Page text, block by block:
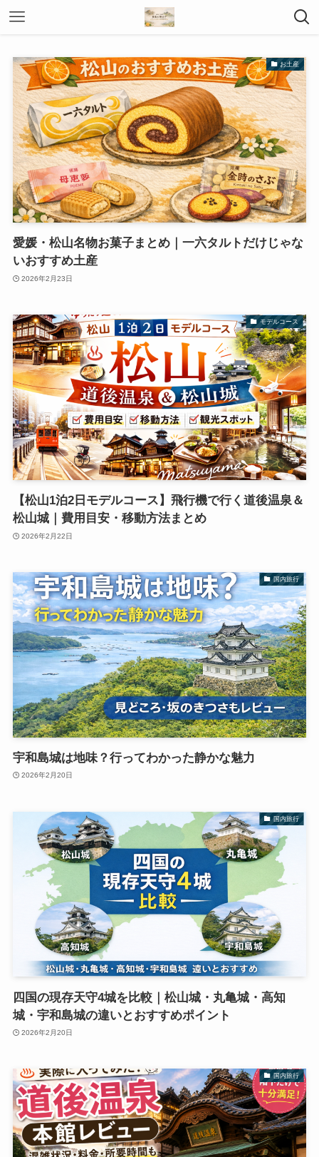
お土産
愛媛・松山名物お菓子まとめ｜一六タルトだけじゃな
いおすすめ土産
2026年2月23日
モデルコース
【松山1泊2日モデルコース】飛行機で行く道後温泉＆
松山城｜費用目安・移動方法まとめ
2026年2月22日
国内旅行
宇和島城は地味？行ってわかった静かな魅力
2026年2月20日
国内旅行
四国の現存天守4城を比較｜松山城・丸亀城・高知
城・宇和島城の違いとおすすめポイント
2026年2月20日
国内旅行